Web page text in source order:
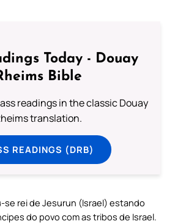
Today - Douay
Bible
readings in the classic Douay
translation.
READINGS (DRB)
se rei de Jesurun (Israel) estando
do povo com as tribos de Israel.